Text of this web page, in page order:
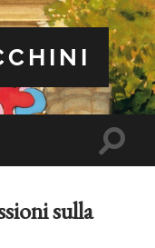
Attiva/
sulla